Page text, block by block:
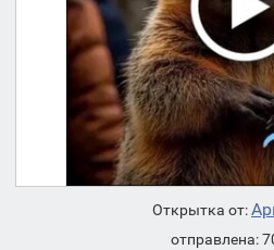
Открытка от:
отправлена: